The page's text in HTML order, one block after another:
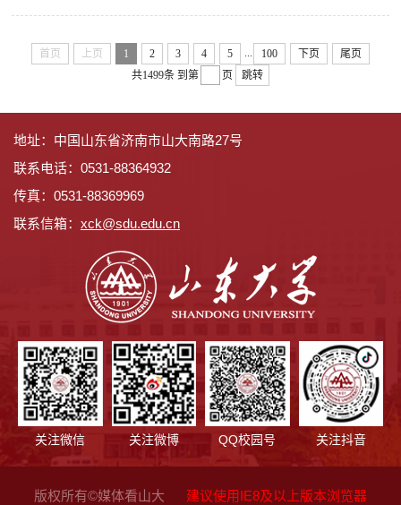
首页 上页 1 2 3 4 5 100 下页
尾页
共1499条 到第 页 跳转
地址：中国山东省济南市山大南路27号
联系电话：0531-88364932
传真：0531-88369969
联系信箱： xck@sdu.edu.cn
关注微信 关注微博 QQ校园号 关注抖音
版权所有©媒体看山大 建议使用IE8及以上版本浏览器